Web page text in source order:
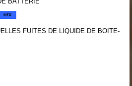
FUITES DE LIQUIDE DE BOITE-